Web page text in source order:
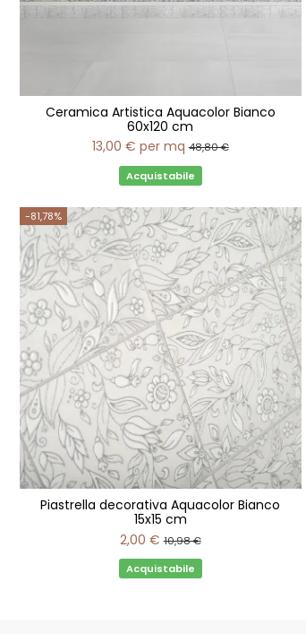
Ceramica Artistica Aquacolor Bianco
60x120 cm
13,00 € per mq 48,80 €
Acquistabile
-81,78%
Piastrella decorativa Aquacolor Bianco
15x15 cm
2,00 €10,98 €
Acquistabile